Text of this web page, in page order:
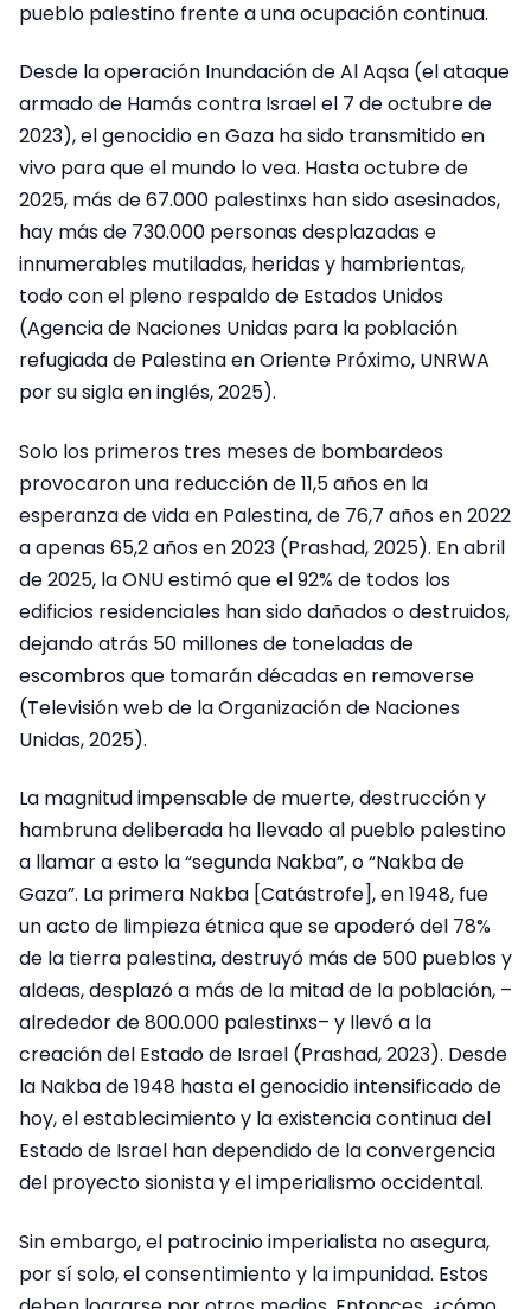
pueblo palestino frente a una ocupación continua.
Desde la operación Inundación de Al Aqsa (el ataque
armado de Hamás contra Israel el 7 de octubre de
2023), el genocidio en Gaza ha sido transmitido en
vivo para que el mundo lo vea. Hasta octubre de
2025, más de 67.000 palestinxs han sido asesinados,
hay más de 730.000 personas desplazadas e
innumerables mutiladas, heridas y hambrientas,
todo con el pleno respaldo de Estados Unidos
(Agencia de Naciones Unidas para la población
refugiada de Palestina en Oriente Próximo, UNRWA
por su sigla en inglés, 2025).
Solo los primeros tres meses de bombardeos
provocaron una reducción de 11,5 años en la
esperanza de vida en Palestina, de 76,7 años en 2022
a apenas 65,2 años en 2023 (Prashad, 2025). En abril
de 2025, la ONU estimó que el 92% de todos los
edificios residenciales han sido dañados o destruidos,
dejando atrás 50 millones de toneladas de
escombros que tomarán décadas en removerse
(Televisión web de la Organización de Naciones
Unidas, 2025).
La magnitud impensable de muerte, destrucción y
hambruna deliberada ha llevado al pueblo palestino
a llamar a esto la “segunda Nakba”, o “Nakba de
Gaza”. La primera Nakba [Catástrofe], en 1948, fue
un acto de limpieza étnica que se apoderó del 78%
de la tierra palestina, destruyó más de 500 pueblos y
aldeas, desplazó a más de la mitad de la población, –
alrededor de 800.000 palestinxs– y llevó a la
creación del Estado de Israel (Prashad, 2023). Desde
la Nakba de 1948 hasta el genocidio intensificado de
hoy, el establecimiento y la existencia continua del
Estado de Israel han dependido de la convergencia
del proyecto sionista y el imperialismo occidental.
Sin embargo, el patrocinio imperialista no asegura,
por sí solo, el consentimiento y la impunidad. Estos